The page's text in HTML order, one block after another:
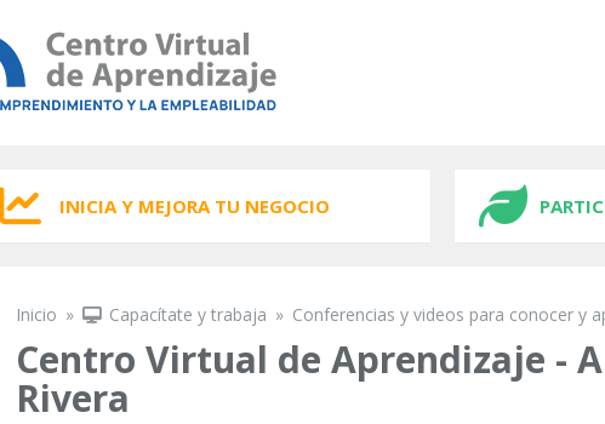
INICIA Y MEJORA TU NEGOCIO
Se encuentra usted aquí
Inicio » Capacítate y trabaja » Conferencias y videos para conocer y
Centro Virtual de Aprendizaje -
Rivera